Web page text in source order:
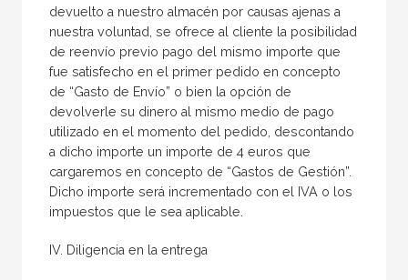
devuelto a nuestro almacén por causas ajenas a
nuestra voluntad, se ofrece al cliente la posibilidad
de reenvío previo pago del mismo importe que
fue satisfecho en el primer pedido en concepto
de “Gasto de Envío” o bien la opción de
devolverle su dinero al mismo medio de pago
utilizado en el momento del pedido, descontando
a dicho importe un importe de 4 euros que
cargaremos en concepto de “Gastos de Gestión”.
Dicho importe será incrementado con el IVA o los
impuestos que le sea aplicable.
IV. Diligencia en la entrega